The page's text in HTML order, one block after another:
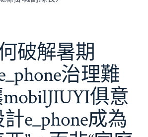
破解暑期
治理難
俱意
e_phone成為